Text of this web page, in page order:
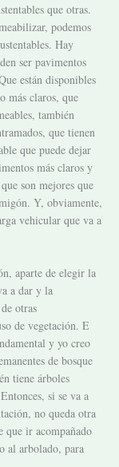
que otras.
podemos
Hay
ser pavimentos
están disponibles
más claros, que
también
que tienen
que puede dejar
más claros y
son mejores que
Y, obviamente,
vehicular que va a
aparte de elegir la
a dar y la
otras
de vegetación. E
y yo creo
de bosque
tiene árboles
si se va a
no queda otra
que ir acompañado
al arbolado, para